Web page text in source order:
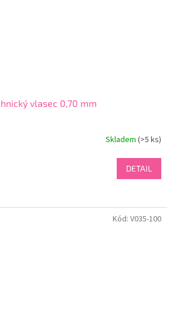
vlasec 0,70 mm
Skladem (>5 ks)
DETAIL
Kód: V035-100